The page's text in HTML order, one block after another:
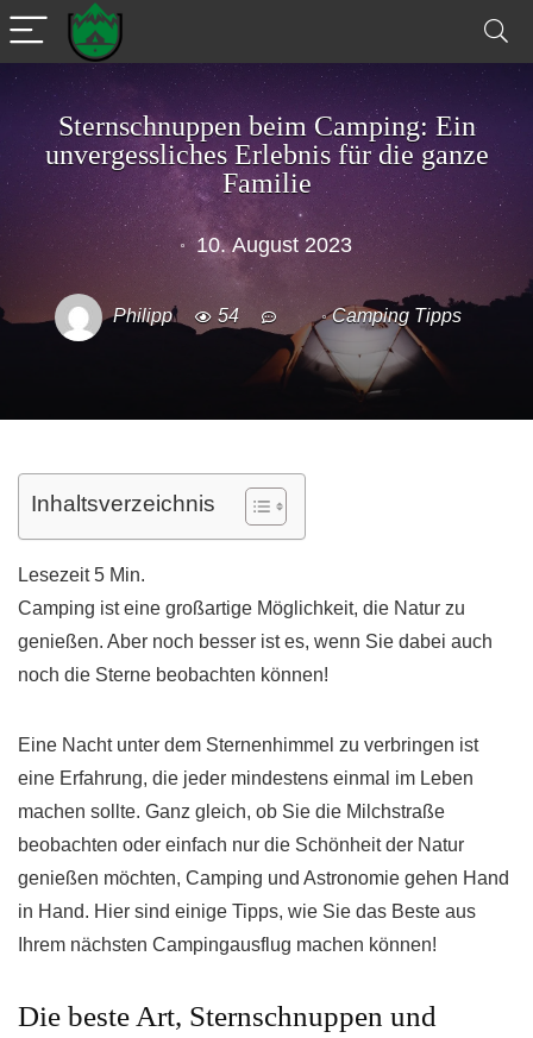
Sternschnuppen beim Camping: Ein
unvergessliches Erlebnis für die ganze
Familie
10. August 2023
Philipp 54 Camping Tipps
Inhaltsverzeichnis
Camping ist eine großartige Möglichkeit, die Natur zu
genießen. Aber noch besser ist es, wenn Sie dabei auch
noch die Sterne beobachten können!
Eine Nacht unter dem Sternenhimmel zu verbringen ist
eine Erfahrung, die jeder mindestens einmal im Leben
machen sollte. Ganz gleich, ob Sie die Milchstraße
beobachten oder einfach nur die Schönheit der Natur
genießen möchten, Camping und Astronomie gehen Hand
in Hand. Hier sind einige Tipps, wie Sie das Beste aus
Ihrem nächsten Campingausflug machen können!
Die beste Art, Sternschnuppen und